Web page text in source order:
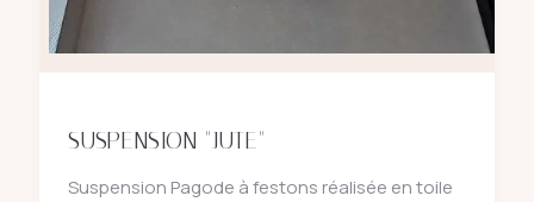
SUSPENSION "JUTE"
Suspension Pagode à festons réalisée en toile